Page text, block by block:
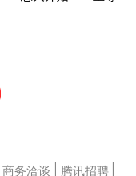
商务洽谈 腾讯招聘